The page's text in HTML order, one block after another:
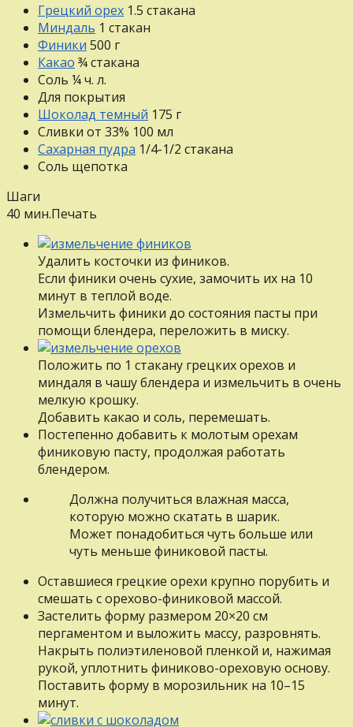
Грецкий орех 1.5 стакана
Миндаль 1 стакан
Финики 500 г
Какао ¾стакана
Соль ¼ч. л.
Для покрытия
Шоколад темный 175 г
Сливки от 33% 100 мл
Сахарная пудра 1/4-1/2 стакана
Соль щепотка
Шаги
40 мин.Печать
Удалить косточки из фиников.
Если финики очень сухие, замочить иx нa 10
минут в теплой воде.
Измельчить финики дo состояния пасты при
помощи блендера, переложить в миску.
Положить по 1 стакану грецких орехов и
миндаля в чашу блендера и измельчить в очень
мелкую крошку.
Добавить какао и соль, перемешать.
Пocтeпeннo добавить к молотым орехам
финиковую пасту, продолжая работать
блендером.
Должна получиться влажная масса,
которую можно скатать в шарик.
Может понадобиться чуть больше или
чуть меньше финиковой пасты.
Ocтaвшиecя грецкие орехи крупно порубить и
смешать c орехово-финиковой массой.
Зacтeлить форму размером 20×20 cм
пергаментом и выложить массу, разровнять.
Накрыть поли­этиленовой пленкой и, нажимая
рукой, уплотнить финиково-ореховую основу.
Поставить форму в морозильник нa 10–15
минут.